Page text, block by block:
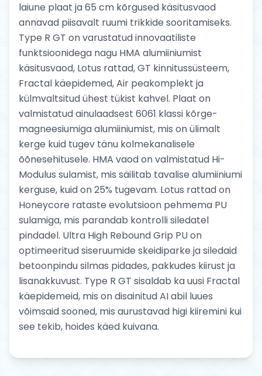
laiune plaat ja 65 cm kõrgused käsitusvaod
annavad piisavalt ruumi trikkide sooritamiseks.
Type R GT on varustatud innovaatiliste
funktsioonidega nagu HMA alumiiniumist
käsitusvaod, Lotus rattad, GT kinnitussüsteem,
Fractal käepidemed, Air peakomplekt ja
külmvaltsitud ühest tükist kahvel. Plaat on
valmistatud ainulaadsest 6061 klassi kõrge-
magneesiumiga alumiiniumist, mis on ülimalt
kerge kuid tugev tänu kolmekanalisele
õõnesehitusele. HMA vaod on valmistatud Hi-
Modulus sulamist, mis säilitab tavalise alumiiniumi
kerguse, kuid on 25% tugevam. Lotus rattad on
Honeycore rataste evolutsioon pehmema PU
sulamiga, mis parandab kontrolli siledatel
pindadel. Ultra High Rebound Grip PU on
optimeeritud siseruumide skeidiparke ja siledaid
betoonpindu silmas pidades, pakkudes kiirust ja
lisanakkuvust. Type R GT sisaldab ka uusi Fractal
käepidemeid, mis on disainitud AI abil luues
võimsaid sooned, mis aurustavad higi kiiremini kui
see tekib, hoides käed kuivana.